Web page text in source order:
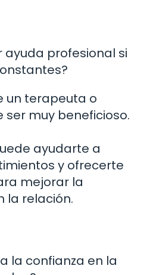
ayuda profesional si
un terapeuta o
ser muy beneficioso.
ayudarte a
y ofrecerte
mejorar la
la relación.
la confianza en la